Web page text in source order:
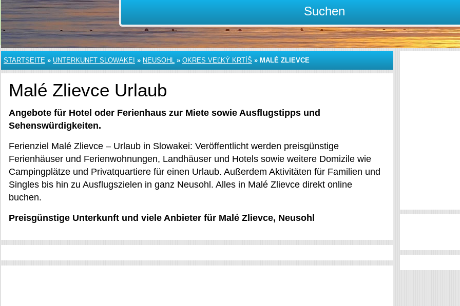
Suchen
STARTSEITE » UNTERKUNFT SLOWAKEI » NEUSOHL » OKRES VEĽKÝ KRTÍŠ » MALÉ ZLIEVCE
Malé Zlievce Urlaub
Angebote für Hotel oder Ferienhaus zur Miete sowie Ausflugstipps und
Sehenswürdigkeiten.
Ferienziel Malé Zlievce – Urlaub in Slowakei: Veröffentlicht werden preisgünstige
Ferienhäuser und Ferienwohnungen, Landhäuser und Hotels sowie weitere Domizile wie
Campingplätze und Privatquartiere für einen Urlaub. Außerdem Aktivitäten für Familien und
Singles bis hin zu Ausflugszielen in ganz Neusohl. Alles in Malé Zlievce direkt online
buchen.
Preisgünstige Unterkunft und viele Anbieter für Malé Zlievce, Neusohl